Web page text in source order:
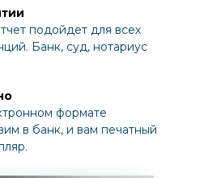
подойдет для всех
Банк, суд, нотариус
формате
в банк, и вам печатный